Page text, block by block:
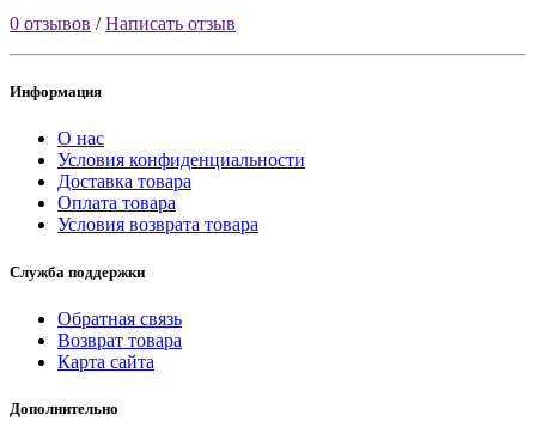
0 отзывов /Написать отзыв
Информация
О нас
Условия конфиденциальности
Доставка товара
Оплата товара
Условия возврата товара
Служба поддержки
Обратная связь
Возврат товара
Карта сайта
Дополнительно